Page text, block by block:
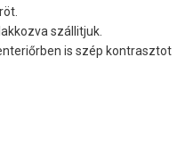
szállitjuk.
is szép kontrasztot